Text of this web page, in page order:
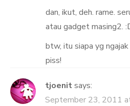
dan, ikut, deh. rame.
atau gadget masing2.
btw, itu siapa yg
piss!
tjoenitsays:
September 23, 2011